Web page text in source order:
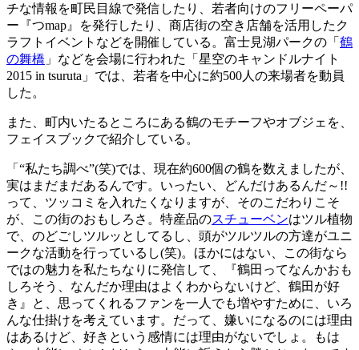
チな情報を町民目線で発信したり、若者向けのフリーペーパ
ー『つmap』を発行したり、商店街の空き店舗を活用したク
ラフトイベントなどを開催している。富士見湖パークの「 鶴
の舞橋 」などを会場に行われた「星空のキャンドルナイト
2015 in tsuruta」では、若者を中心に約500人の来場者を動員
した。
また、町内いたるところにある鶴のモチーフやオブジェを、
フェイスブックで紹介している。
「“私たち調べ”(笑)では、現在約600個の鶴を数えましたが、
実はまだまだあるんです。いったい、どんだけあるんだ～!!
って、ツッコミを入れたくなりますが、そのこだわりこそ
が、この街のおもしろさ。特産品のスチューベンはツル植物
で、のどごしツルッとしてるし、頭がツルツルの方達がユニ
ークな活動を行っているし(笑)。ほかにはない、この街なら
ではの魅力を私たちなりに発信して、『鶴田ってなんかおも
しろそう、なんだか理由はよくわからないけど、鶴田が好
き』と、思ってくれるファンを一人でも増やすために、いろ
んな仕掛けを考えています。だって、嫌いになるのには理由
はあるけど、好きという感情には理由がないでしょ。もは